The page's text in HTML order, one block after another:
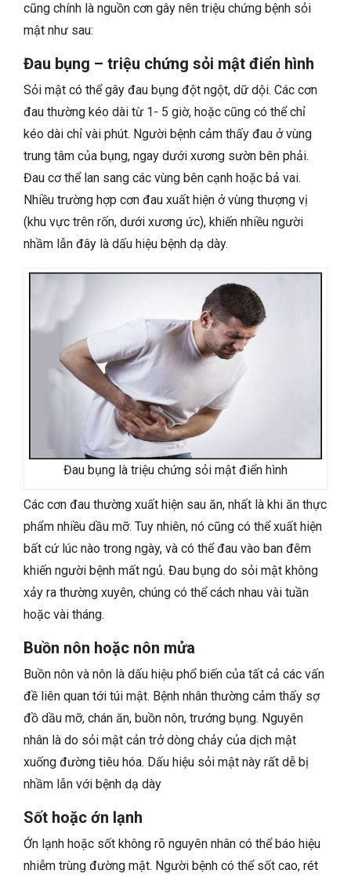
cũng chính là nguồn cơn gây nên triệu chứng bệnh sỏi
mật như sau:
Đau bụng – triệu chứng sỏi mật điển hình
Sỏi mật có thể gây đau bụng đột ngột, dữ dội. Các cơn
đau thường kéo dài từ 1- 5 giờ, hoặc cũng có thể chỉ
kéo dài chỉ vài phút. Người bệnh cảm thấy đau ở vùng
trung tâm của bụng, ngay dưới xương sườn bên phải.
Đau cơ thể lan sang các vùng bên cạnh hoặc bả vai.
Nhiều trường hợp cơn đau xuất hiện ở vùng thượng vị
(khu vực trên rốn, dưới xương ức), khiến nhiều người
nhầm lẫn đây là dấu hiệu bệnh dạ dày.
Đau bụng là triệu chứng sỏi mật điển hình
Các cơn đau thường xuất hiện sau ăn, nhất là khi ăn thực
phẩm nhiều dầu mỡ. Tuy nhiên, nó cũng có thể xuất hiện
bất cứ lúc nào trong ngày, và có thể đau vào ban đêm
khiến người bệnh mất ngủ. Đau bụng do sỏi mật không
xảy ra thường xuyên, chúng có thể cách nhau vài tuần
hoặc vài tháng.
Buồn nôn hoặc nôn mửa
Buồn nôn và nôn là dấu hiệu phổ biến của tất cả các vấn
đề liên quan tới túi mật. Bệnh nhân thường cảm thấy sợ
đồ dầu mỡ, chán ăn, buồn nôn, trướng bụng. Nguyên
nhân là do sỏi mật cản trở dòng chảy của dịch mật
xuống đường tiêu hóa. Dấu hiệu sỏi mật này rất dễ bị
nhầm lẫn với bệnh dạ dày
Sốt hoặc ớn lạnh
Ớn lạnh hoặc sốt không rõ nguyên nhân có thể báo hiệu
nhiễm trùng đường mật. Người bệnh có thể sốt cao, rét